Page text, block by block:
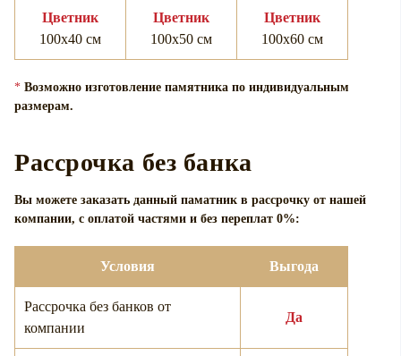
Цветник
100х40 см
Цветник
100х50 см
Цветник
100х60 см
* Возможно изготовление памятника по индивидуальным
размерам.
Рассрочка без банка
Вы можете заказать данный паматник в рассрочку от нашей
компании, с оплатой частями и без переплат 0%:
Условия Выгода
Рассрочка без банков от
компании
Да